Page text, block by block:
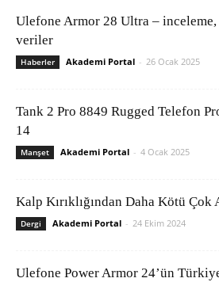
Ulefone Armor 28 Ultra –
veriler
Haberler Akademi Portal - 26 Ocak 2025
Tank 2 Pro 8849 Rugged Telefon
14
Manşet Akademi Portal - 4 Ocak 2025
Kalp Kırıklığından Daha Kötü Çok
Dergi Akademi Portal - 24 Ekim 2024
Ulefone Power Armor 24’ün